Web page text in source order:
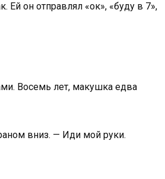
Ей он отправлял «ок», «буду в 7»,
Восемь лет, макушка едва
вниз. — Иди мой руки.